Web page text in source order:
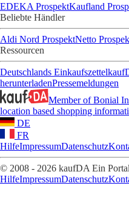
EDEKA ProspektKaufland
Beliebte Händler
Aldi Nord ProspektNetto
Ressourcen
Deutschlands Einkaufszettel
herunterladenPressemeldungen
Member of Bonial
location based shopping
DE
FR
HilfeImpressumDatenschutz
© 2008 - 2026 kaufDA Ein
HilfeImpressumDatenschutz